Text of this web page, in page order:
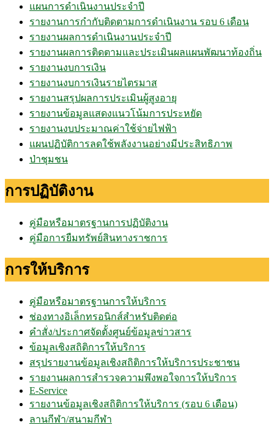
แผนการดำเนินงานประจำปี
รายงานการกำกับติดตามการดำเนินงาน รอบ 6 เดือน
รายงานผลการดำเนินงานประจำปี
รายงานผลการติดตามและประเมินผลแผนพัฒนาท้องถิ่น
รายงานงบการเงิน
รายงานงบการเงินรายไตรมาส
รายงานสรุปผลการประเมินผู้สูงอายุ
รายงานข้อมูลแสดงแนวโน้มการประหยัด
รายงานงบประมาณค่าใช้จ่ายไฟฟ้า
แผนปฏิบัติการลดใช้พลังงานอย่างมีประสิทธิภาพ
ป่าชุมชน
การปฏิบัติงาน
คู่มือหรือมาตรฐานการปฏิบัติงาน
คู่มือการยืมทรัพย์สินทางราชการ
การให้บริการ
คู่มือหรือมาตรฐานการให้บริการ
ช่องทางอิเล็กทรอนิกส์สำหรับติดต่อ
คำสั่ง/ประกาศจัดตั้งศูนย์ข้อมูลข่าวสาร
ข้อมูลเชิงสถิติการให้บริการ
สรุปรายงานข้อมูลเชิงสถิติการให้บริการประชาชน
รายงานผลการสำรวจความพึงพอใจการให้บริการ
E-Service
รายงานข้อมูลเชิงสถิติการให้บริการ (รอบ 6 เดือน)
ลานกีฬา/สนามกีฬา